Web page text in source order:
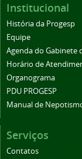
Institucional
História da Progesp
Equipe
Agenda do Gabinete
Horário de
Organograma
PDU PROGESP
Manual de
Serviços
Contatos